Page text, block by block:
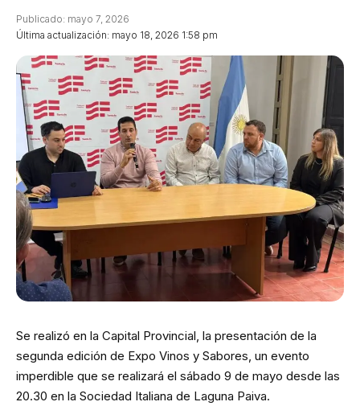
Última actualización: mayo 18, 2026 1:58 pm
Publicado: mayo 7, 2026
Se realizó en la Capital Provincial, la presentación de la
segunda edición de Expo Vinos y Sabores, un evento
imperdible que se realizará el sábado 9 de mayo desde las
20.30 en la Sociedad Italiana de Laguna Paiva.